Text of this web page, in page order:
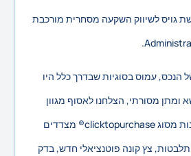
לרשת גויס לשיווק השקעה מסחרית מורכבת
הנכס, עמוס בסוגיות שבדרך כלל היו
ומתן מסורתי, הצלחנו לאסוף מגוון
הצעות משפטיות מקוונות מסוג clicktopurchase® מצדדים
צץ קונה פוטנציאלי חדש, בדק